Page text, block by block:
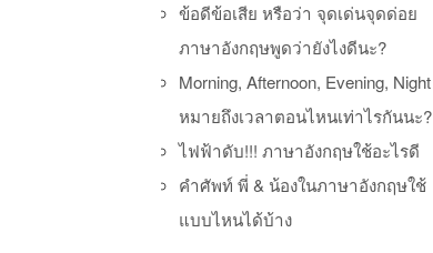
ข้อดีข้อเสีย หรือว่า จุดเด่นจุดด่อย
ภาษาอังกฤษพูดว่ายังไงดีนะ?
Morning, Afternoon, Evening, Night
หมายถึงเวลาตอนไหนเท่าไรกันนะ?
ไฟฟ้าดับ!!! ภาษาอังกฤษใช้อะไรดี
คำศัพท์ พี่ & น้องในภาษาอังกฤษใช้
แบบไหนได้บ้าง